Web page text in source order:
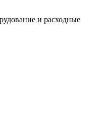
и расходные